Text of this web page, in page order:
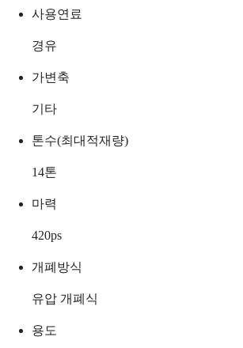
사용연료
경유
가변축
기타
톤수(최대적재량)
14톤
마력
420ps
개폐방식
유압 개폐식
용도